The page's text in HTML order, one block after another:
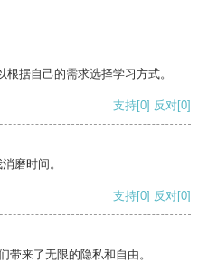
据自己的需求选择学习方式。
支持[0] 反对[0]
磨时间。
支持[0] 反对[0]
带来了无限的隐私和自由。